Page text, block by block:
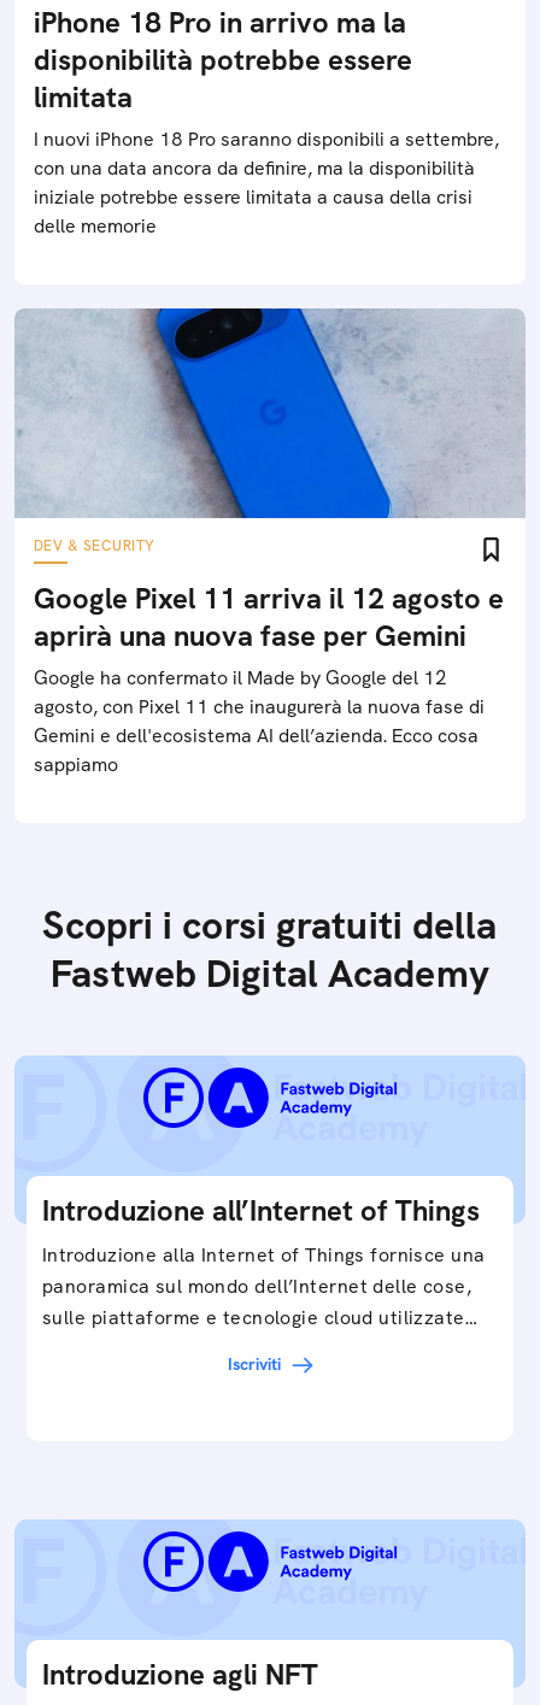
iPhone 18 Pro in arrivo ma la
disponibilità potrebbe essere
limitata
I nuovi iPhone 18 Pro saranno disponibili a settembre,
con una data ancora da definire, ma la disponibilità
iniziale potrebbe essere limitata a causa della crisi
delle memorie
DEV & SECURITY
Google Pixel 11 arriva il 12 agosto e
aprirà una nuova fase per Gemini
Google ha confermato il Made by Google del 12
agosto, con Pixel 11 che inaugurerà la nuova fase di
Gemini e dell'ecosistema AI dell’azienda. Ecco cosa
sappiamo
Scopri i corsi gratuiti della
Fastweb Digital Academy
Introduzione all’Internet of Things
Introduzione alla Internet of Things fornisce una
panoramica sul mondo dell’Internet delle cose,
sulle piattaforme e tecnologie cloud utilizzate
Iscriviti
Introduzione agli NFT